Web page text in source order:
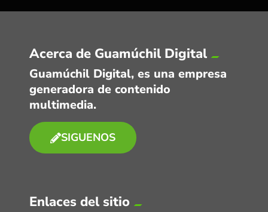
Acerca de Guamúchil Digital
Guamúchil Digital, es una empresa
generadora de contenido
multimedia.
SIGUENOS
Enlaces del sitio